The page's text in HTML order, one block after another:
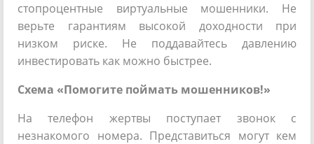
стопроцентные виртуальные мошенники. Не
верьте гарантиям высокой доходности при
низком риске. Не поддавайтесь давлению
инвестировать как можно быстрее.
Схема «Помогите поймать мошенников!»
На телефон жертвы поступает звонок с
незнакомого номера. Представиться могут кем